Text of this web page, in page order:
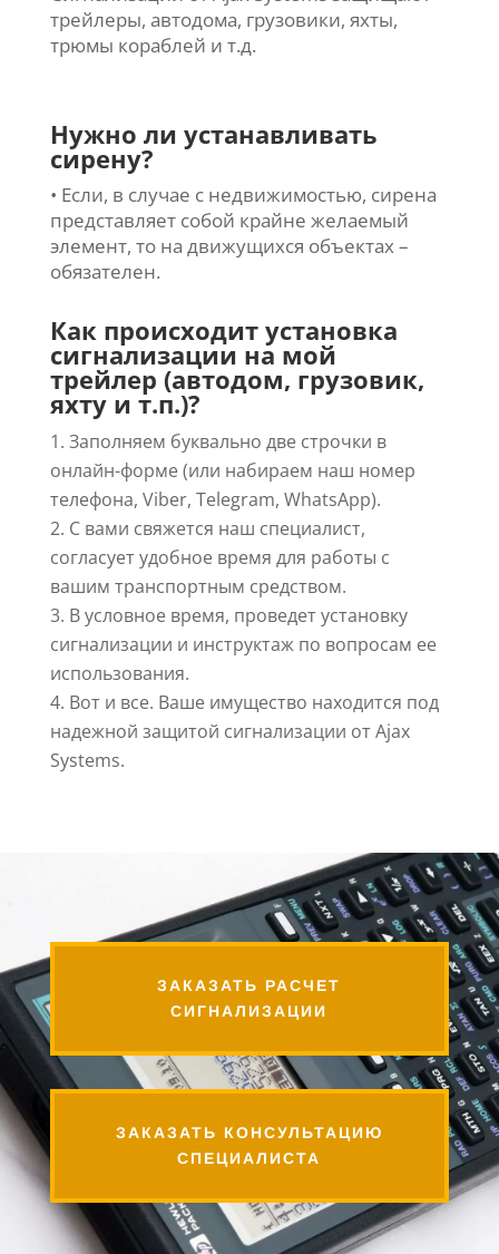
трейлеры, автодома, грузовики, яхты,
трюмы кораблей и т.д.
Нужно ли устанавливать
сирену?
• Если, в случае с недвижимостью, сирена
представляет собой крайне желаемый
элемент, то на движущихся объектах –
обязателен.
Как происходит установка
сигнализации на мой
трейлер (автодом, грузовик,
яхту и т.п.)?
Заполняем буквально две строчки в
онлайн-форме (или набираем наш номер
телефона, Viber, Telegram, WhatsApp).
С вами свяжется наш специалист,
согласует удобное время для работы с
вашим транспортным средством.
3. В условное время, проведет установку
сигнализации и инструктаж по вопросам ее
использования.
4. Вот и все. Ваше имущество находится под
надежной защитой сигнализации от Ajax
Systems.
ЗАКАЗАТЬ РАСЧЕТ
СИГНАЛИЗАЦИИ
ЗАКАЗАТЬ КОНСУЛЬТАЦИЮ
СПЕЦИАЛИСТА